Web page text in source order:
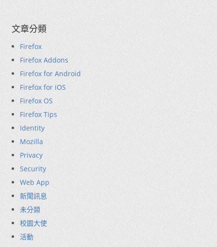
文章分類
Firefox
Firefox Addons
Firefox for Android
Firefox for iOS
Firefox OS
Firefox Tips
Identity
Mozilla
Privacy
Security
Web App
新聞訊息
未分類
校園大使
活動